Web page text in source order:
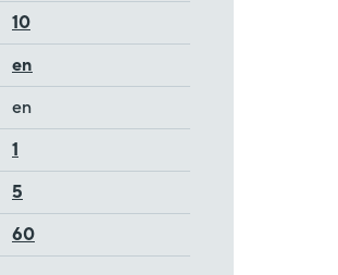
10
en
en
1
5
60